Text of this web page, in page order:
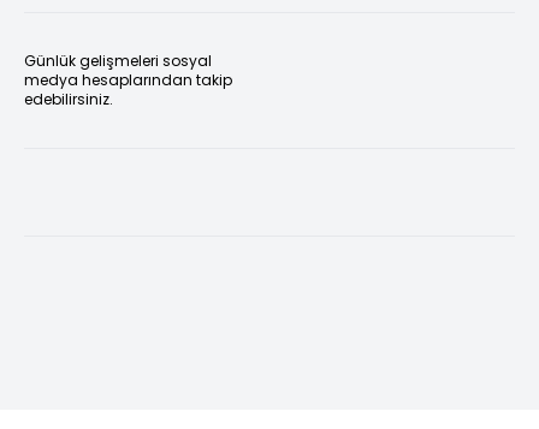
Günlük gelişmeleri sosyal
medya hesaplarından takip
edebilirsiniz.